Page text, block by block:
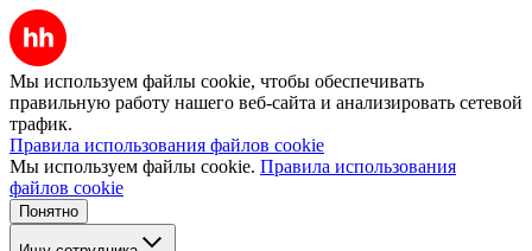
Мы используем файлы cookie, чтобы обеспечивать
правильную работу нашего веб-сайта и анализировать сетевой
трафик.
Правила использования файлов cookie
Мы используем файлы cookie. Правила использования
файлов cookie
Понятно